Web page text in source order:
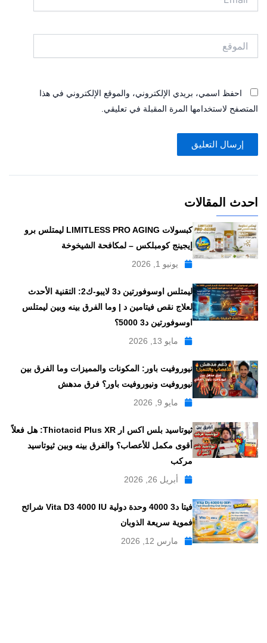
احفظ اسمي، بريدي الإلكتروني، والموقع الإلكتروني في هذا
المتصفح لاستخدامها المرة المقبلة في تعليقي.
احدث المقالات
كبسولات LIMITLESS PRO AGING ليمتلس برو
إيجينج كومبلكس – لمكافحة الشيخوخة
يونيو 1, 2026
ليمتلس اوسوفورتين د3 لايبو-ك2: التقنية الأحدث
لعلاج نقص فيتامين د | وما الفرق بينه وبين ليمتلس
اوسوفورتين د3 5000؟
مايو 13, 2026
نيوروفيت باور: المكونات والمميزات وما الفرق بين
نيوروفيت ونيوروفيت باور؟ فرق مدهش
مايو 9, 2026
ثيوتاسيد بلس اكس ار Thiotacid Plus XR: هل فعلاً
أقوى مكمل للأعصاب؟ والفرق بينه وبين ثيوتاسيد
مركب
أبريل 26, 2026
فيتا د3 4000 وحدة دولية Vita D3 4000 IU شرائح
فموية سريعة الذوبان
مارس 12, 2026